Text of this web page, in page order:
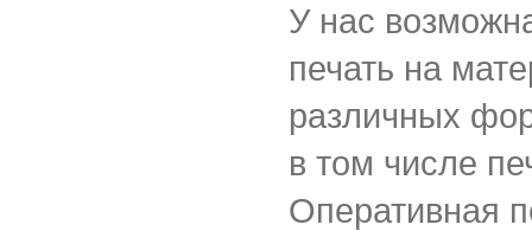
У нас
печать на
различных
в том числе
Оперативная